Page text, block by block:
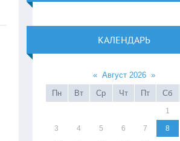
КАЛЕНДАРЬ
« Август 2026 »
Пн
Вт Ср Чт Пт Сб
1
3 4 5 6 7 8